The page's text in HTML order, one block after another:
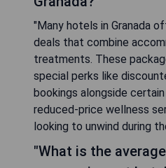
"Many hotels in Granada
deals that combine
treatments. These
special perks like
bookings alongside
reduced-price wellness
looking to unwind during
"What is the